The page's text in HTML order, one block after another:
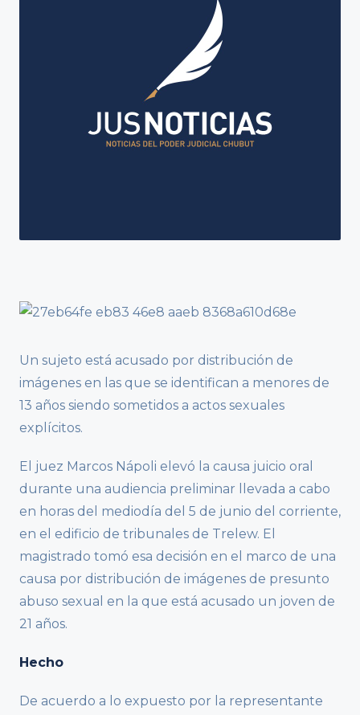
Un sujeto está acusado por distribución de
imágenes en las que se identifican a menores de
13 años siendo sometidos a actos sexuales
explícitos.
El juez Marcos Nápoli elevó la causa juicio oral
durante una audiencia preliminar llevada a cabo
en horas del mediodía del 5 de junio del corriente,
en el edificio de tribunales de Trelew. El
magistrado tomó esa decisión en el marco de una
causa por distribución de imágenes de presunto
abuso sexual en la que está acusado un joven de
21 años.
Hecho
De acuerdo a lo expuesto por la representante